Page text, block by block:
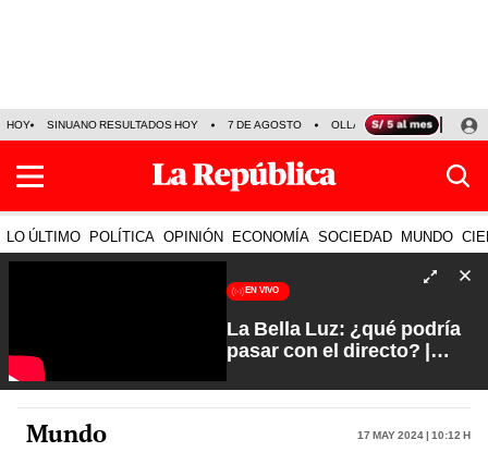
HOY SINUANO RESULTADOS HOY 7 DE AGOSTO OLLANTA HUMALA
LO ÚLTIMO POLÍTICA OPINIÓN ECONOMÍA SOCIEDAD MUNDO
EN VIVO
La Bella Luz: ¿qué podría
pasar con el directo? |
Camacho
Mundo 17 May 2024 | 10:12 h